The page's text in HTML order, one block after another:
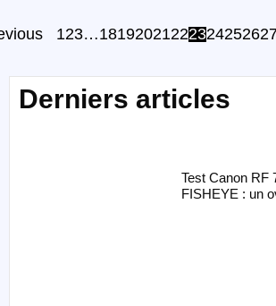
123…181920212223242526
Derniers articles
Test Canon RF
FISHEYE : un